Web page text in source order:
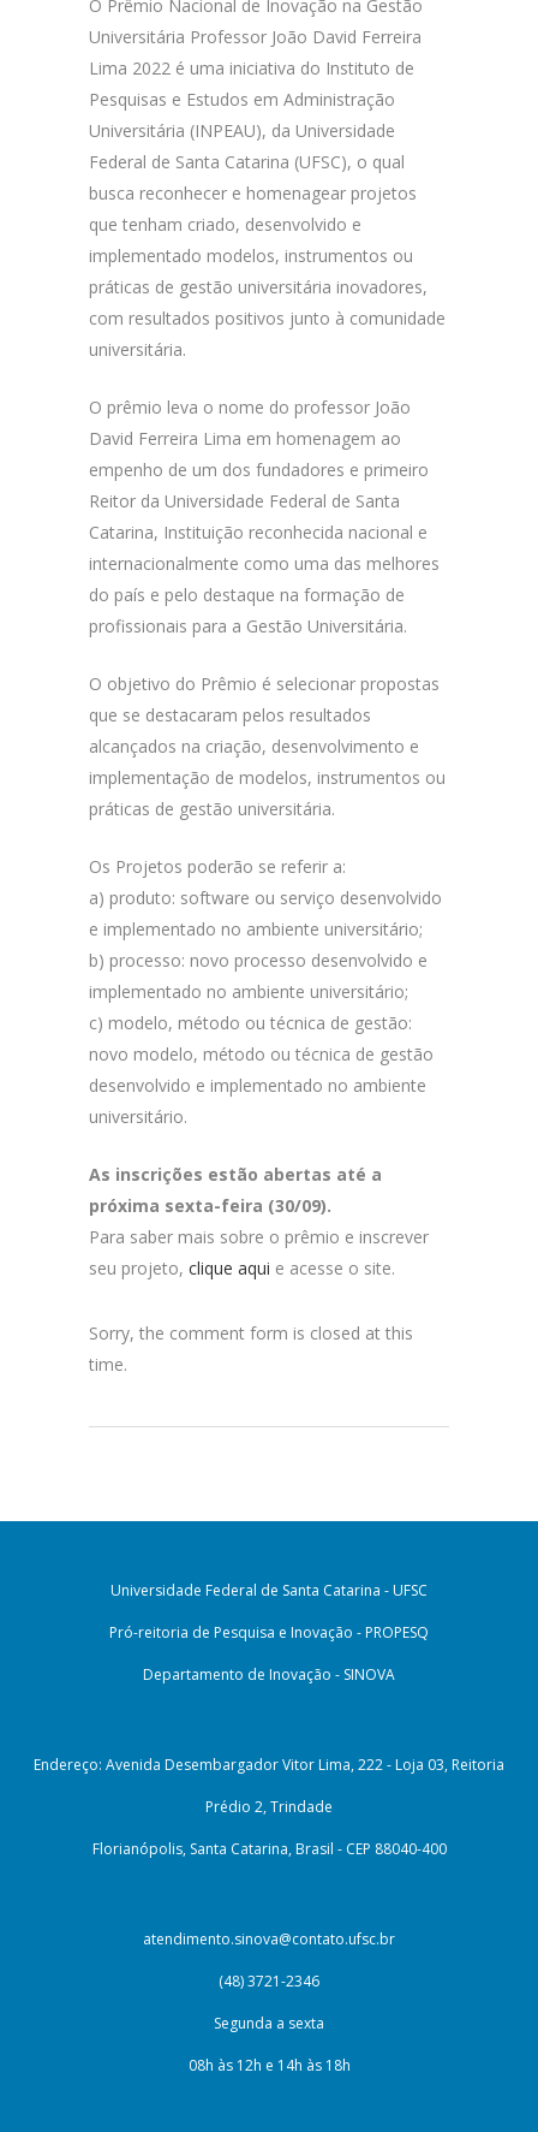
O Prêmio Nacional de Inovação na Gestão
Universitária Professor João David Ferreira
Lima 2022 é uma iniciativa do Instituto de
Pesquisas e Estudos em Administração
Universitária (INPEAU), da Universidade
Federal de Santa Catarina (UFSC), o qual
busca reconhecer e homenagear projetos
que tenham criado, desenvolvido e
implementado modelos, instrumentos ou
práticas de gestão universitária inovadores,
com resultados positivos junto à comunidade
universitária.
O prêmio leva o nome do professor João
David Ferreira Lima em homenagem ao
empenho de um dos fundadores e primeiro
Reitor da Universidade Federal de Santa
Catarina, Instituição reconhecida nacional e
internacionalmente como uma das melhores
do país e pelo destaque na formação de
profissionais para a Gestão Universitária.
O objetivo do Prêmio é selecionar propostas
que se destacaram pelos resultados
alcançados na criação, desenvolvimento e
implementação de modelos, instrumentos ou
práticas de gestão universitária.
Os Projetos poderão se referir a:
a) produto: software ou serviço desenvolvido
e implementado no ambiente universitário;
b) processo: novo processo desenvolvido e
implementado no ambiente universitário;
c) modelo, método ou técnica de gestão:
novo modelo, método ou técnica de gestão
desenvolvido e implementado no ambiente
universitário.
As inscrições estão abertas até a
próxima sexta-feira (30/09).
Para saber mais sobre o prêmio e inscrever
seu projeto, clique aqui e acesse o site.
Sorry, the comment form is closed at this
time.
Universidade Federal de Santa Catarina - UFSC
Pró-reitoria de Pesquisa e Inovação - PROPESQ
Departamento de Inovação - SINOVA
Endereço: Avenida Desembargador Vitor Lima, 222 - Loja 03, Reitoria
Prédio 2, Trindade
Florianópolis, Santa Catarina, Brasil - CEP 88040-400
atendimento.sinova@contato.ufsc.br
(48) 3721-2346
Segunda a sexta
08h às 12h e 14h às 18h